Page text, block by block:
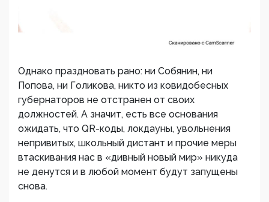
Однако праздновать рано: ни Собянин, ни
Попова, ни Голикова, никто из ковидобесных
губернаторов не отстранен от своих
должностей. А значит, есть все основания
ожидать, что QR-коды, локдауны, увольнения
непривитых, школьный дистант и прочие меры
втаскивания нас в «дивный новый мир» никуда
не денутся и в любой момент будут запущены
снова.